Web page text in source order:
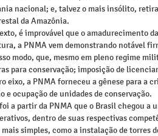
nacional; e, talvez o mais insólito,
da Amazônia.
é improvável que o amadurecimento
a PNMA vem demonstrando notável
modo, que, mesmo em pleno regime
para conservação; imposição de
eixo, a PNMA forneceu a gênese para a
e ocupação de unidades de conservação.
a partir da PNMA que o Brasil chegou
dentro de suas respectivas
simples, como a instalação de torres